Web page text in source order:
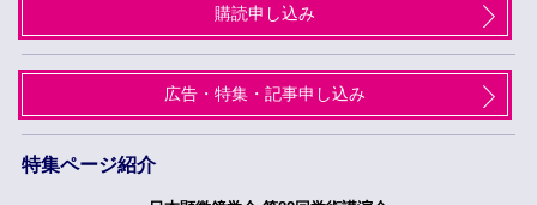
購読申し込み
広告・特集・記事申し込み
特集ページ紹介